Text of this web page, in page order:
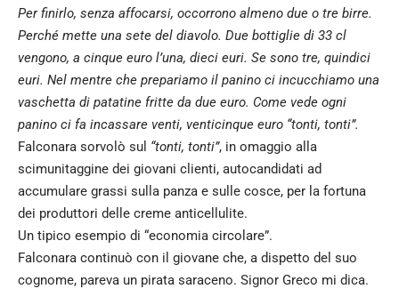
Per finirlo, senza affocarsi, occorrono almeno due o tre birre.
Perché mette una sete del diavolo. Due bottiglie di 33 cl
vengono, a cinque euro l’una, dieci euri. Se sono tre, quindici
euri. Nel mentre che prepariamo il panino ci incucchiamo una
vaschetta di patatine fritte da due euro. Come vede ogni
panino ci fa incassare venti, venticinque euro “tonti, tonti”.
Falconara sorvolò sul “tonti, tonti”, in omaggio alla
scimunitaggine dei giovani clienti, autocandidati ad
accumulare grassi sulla panza e sulle cosce, per la fortuna
dei produttori delle creme anticellulite.
Un tipico esempio di “economia circolare”.
Falconara continuò con il giovane che, a dispetto del suo
cognome, pareva un pirata saraceno. Signor Greco mi dica.